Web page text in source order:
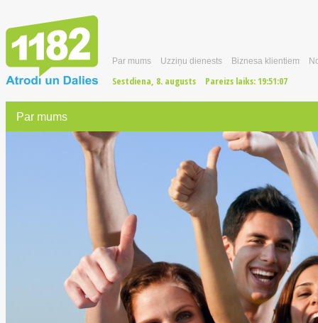
Par mums Uzziņu dienests Biznesa klientiem
Sestdiena, 8. augusts Pareizs laiks: 19:51:08
Par mums